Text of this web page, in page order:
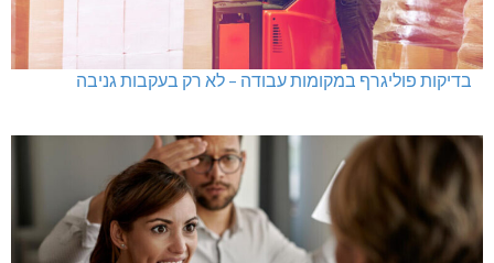
בדיקות פוליגרף במקומות עבודה – לא רק בעקבות גניבה